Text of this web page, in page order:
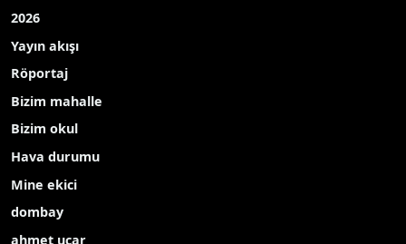
2026
Yayın akışı
Röportaj
Bizim mahalle
Bizim okul
Hava durumu
Mine ekici
dombay
ahmet uçar